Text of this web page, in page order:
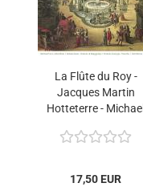
La Flûte du Roy -
Jacques Martin
Hotteterre - Michael
17,50 EUR